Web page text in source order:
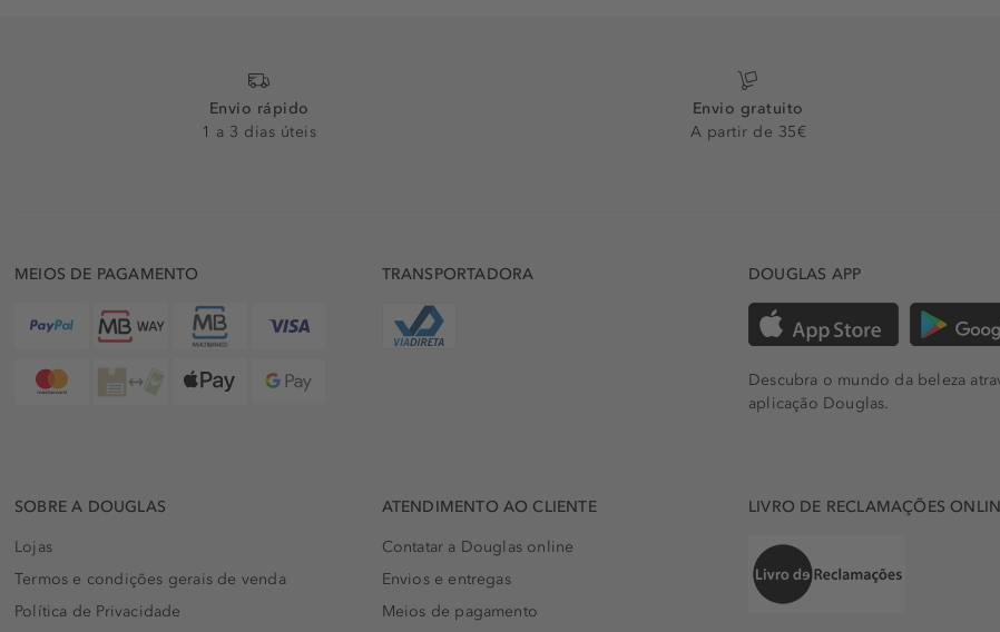
Envio rápido
1 a 3 dias úteis
Envio gratuito
A partir de 35€
MEIOS DE PAGAMENTO TRANSPORTADORA DOUGLAS APP
Descubra o mundo da beleza
aplicação Douglas.
SOBRE A DOUGLAS
Lojas
Termos e condições gerais de venda
Política de Privacidade
ATENDIMENTO AO CLIENTE
Contatar a Douglas online
Envios e entregas
Meios de pagamento
LIVRO DE RECLAMAÇÕES